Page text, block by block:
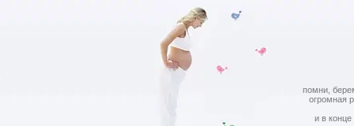
помни,
огромная
и в